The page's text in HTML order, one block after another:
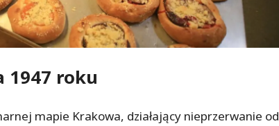
1947 roku
mapie Krakowa, działający nieprzerwanie od